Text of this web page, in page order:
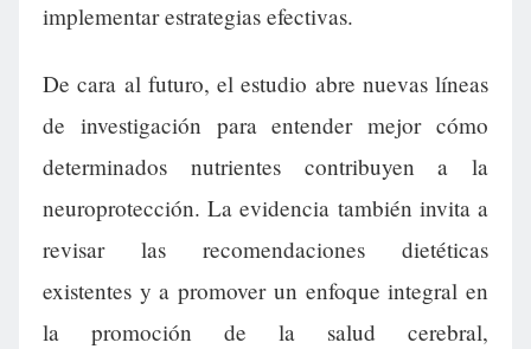
implementar estrategias efectivas.
De cara al futuro, el estudio abre nuevas líneas
de investigación para entender mejor cómo
determinados nutrientes contribuyen a la
neuroprotección. La evidencia también invita a
revisar las recomendaciones dietéticas
existentes y a promover un enfoque integral en
la promoción de la salud cerebral,